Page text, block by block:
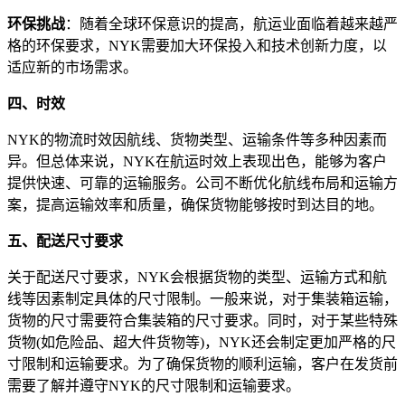
环保挑战：随着全球环保意识的提高，航运业面临着越来越严
格的环保要求，NYK需要加大环保投入和技术创新力度，以
适应新的市场需求。
四、时效
NYK的物流时效因航线、货物类型、运输条件等多种因素而
异。但总体来说，NYK在航运时效上表现出色，能够为客户
提供快速、可靠的运输服务。公司不断优化航线布局和运输方
案，提高运输效率和质量，确保货物能够按时到达目的地。
五、配送尺寸要求
关于配送尺寸要求，NYK会根据货物的类型、运输方式和航
线等因素制定具体的尺寸限制。一般来说，对于集装箱运输，
货物的尺寸需要符合集装箱的尺寸要求。同时，对于某些特殊
货物(如危险品、超大件货物等)，NYK还会制定更加严格的尺
寸限制和运输要求。为了确保货物的顺利运输，客户在发货前
需要了解并遵守NYK的尺寸限制和运输要求。